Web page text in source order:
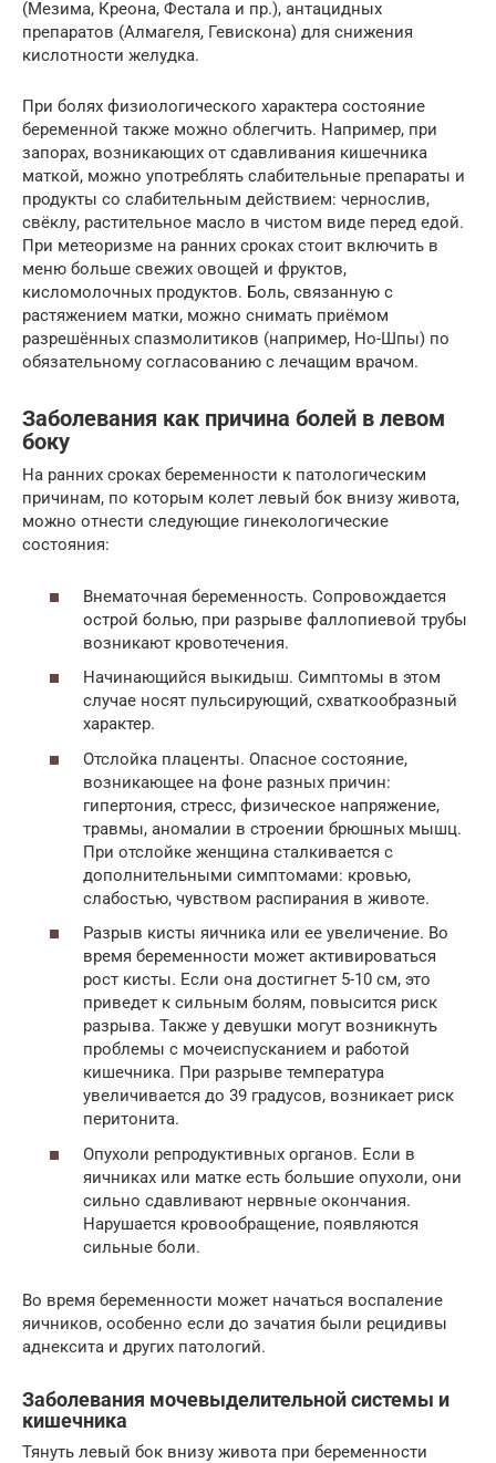
(Мезима, Креона, Фестала и пр.), антацидных
препаратов (Алмагеля, Гевискона) для снижения
кислотности желудка.
При болях физиологического характера состояние
беременной также можно облегчить. Например, при
запорах, возникающих от сдавливания кишечника
маткой, можно употреблять слабительные препараты и
продукты со слабительным действием: чернослив,
свёклу, растительное масло в чистом виде перед едой.
При метеоризме на ранних сроках стоит включить в
меню больше свежих овощей и фруктов,
кисломолочных продуктов. Боль, связанную с
растяжением матки, можно снимать приёмом
разрешённых спазмолитиков (например, Но-Шпы) по
обязательному согласованию с лечащим врачом.
Заболевания как причина болей в левом
боку
На ранних сроках беременности к патологическим
причинам, по которым колет левый бок внизу живота,
можно отнести следующие гинекологические
состояния:
Внематочная беременность. Сопровождается
острой болью, при разрыве фаллопиевой трубы
возникают кровотечения.
Начинающийся выкидыш. Симптомы в этом
случае носят пульсирующий, схваткообразный
характер.
Отслойка плаценты. Опасное состояние,
возникающее на фоне разных причин:
гипертония, стресс, физическое напряжение,
травмы, аномалии в строении брюшных мышц.
При отслойке женщина сталкивается с
дополнительными симптомами: кровью,
слабостью, чувством распирания в животе.
Разрыв кисты яичника или ее увеличение. Во
время беременности может активироваться
рост кисты. Если она достигнет 5-10 см, это
приведет к сильным болям, повысится риск
разрыва. Также у девушки могут возникнуть
проблемы с мочеиспусканием и работой
кишечника. При разрыве температура
увеличивается до 39 градусов, возникает риск
перитонита.
Опухоли репродуктивных органов. Если в
яичниках или матке есть большие опухоли, они
сильно сдавливают нервные окончания.
Нарушается кровообращение, появляются
сильные боли.
Во время беременности может начаться воспаление
яичников, особенно если до зачатия были рецидивы
аднексита и других патологий.
Заболевания мочевыделительной системы и
кишечника
Тянуть левый бок внизу живота при беременности